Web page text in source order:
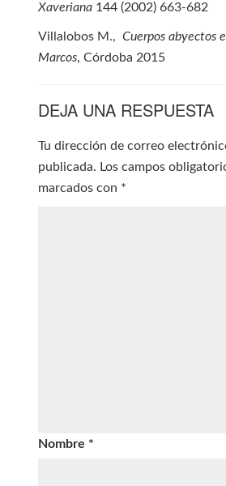
Xaveriana144 (2002) 663-682
Villalobos M., Cuerpos abyectos
Marcos, Córdoba 2015
DEJA UNA RESPUESTA
Tu dirección de correo
publicada. Los campos
marcados con *
Nombre *